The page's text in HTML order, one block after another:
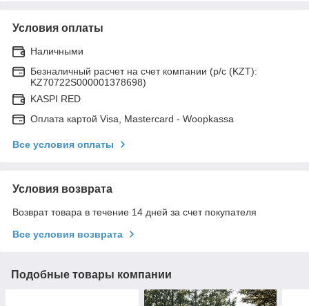
Условия оплаты
Наличными
Безналичный расчет на счет компании (р/с (KZT):
KZ70722S000001378698)
KASPI RED
Оплата картой Visa, Mastercard - Woopkassa
Все условия оплаты
Условия возврата
Возврат товара в течение 14 дней за счет покупателя
Все условия возврата
Подобные товары компании